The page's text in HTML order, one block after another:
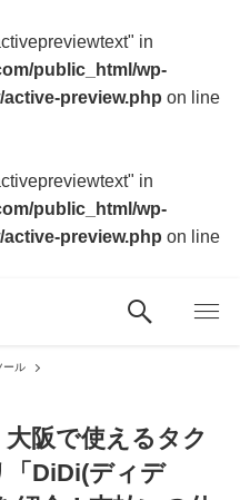
in
public_html/wp-
preview.php on line
in
public_html/wp-
preview.php on line
ール
大阪で使えるタク
「DiDi(ディデ